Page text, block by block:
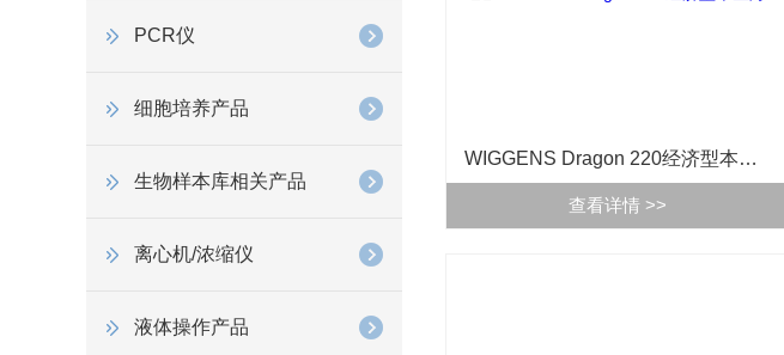
PCR仪
细胞培养产品
生物样本库相关产品
离心机/浓缩仪
液体操作产品
WIGGENS Dragon 220经济型本生灯
查看详情 >>